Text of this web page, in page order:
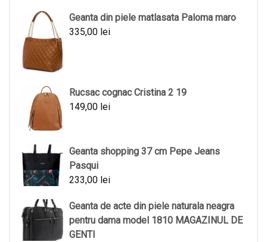
Geanta din piele matlasata Paloma maro
335,00 lei
Rucsac cognac Cristina 2 19
149,00 lei
Geanta shopping 37 cm Pepe Jeans
Pasqui
233,00 lei
Geanta de acte din piele naturala neagra
pentru dama model 1810 MAGAZINUL DE
GENTI